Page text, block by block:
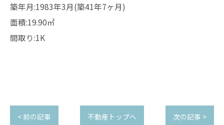
築年月:1983年3月(築41年7ヶ月)
面積:19.90㎡
間取り:1K
< 前の記事 不動産トップへ 次の記事 >